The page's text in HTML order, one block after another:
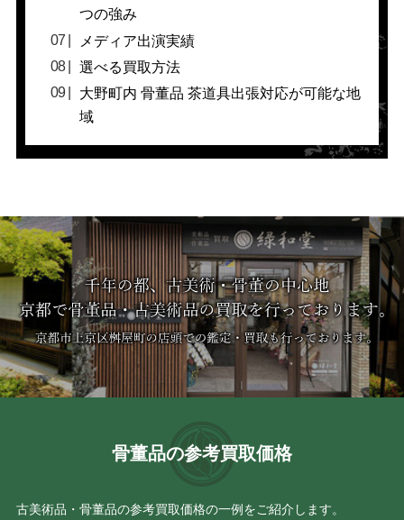
つの強み
メディア出演実績
選べる買取方法
大野町内 骨董品 茶道具出張対応が可能な地
域
骨董品の参考買取価格
古美術品・骨董品の参考買取価格の一例をご紹介します。